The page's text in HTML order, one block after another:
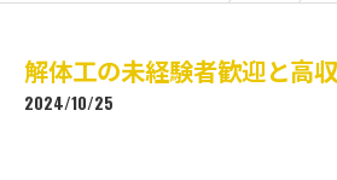
解体工の未経験者歓迎と高
2024/10/25